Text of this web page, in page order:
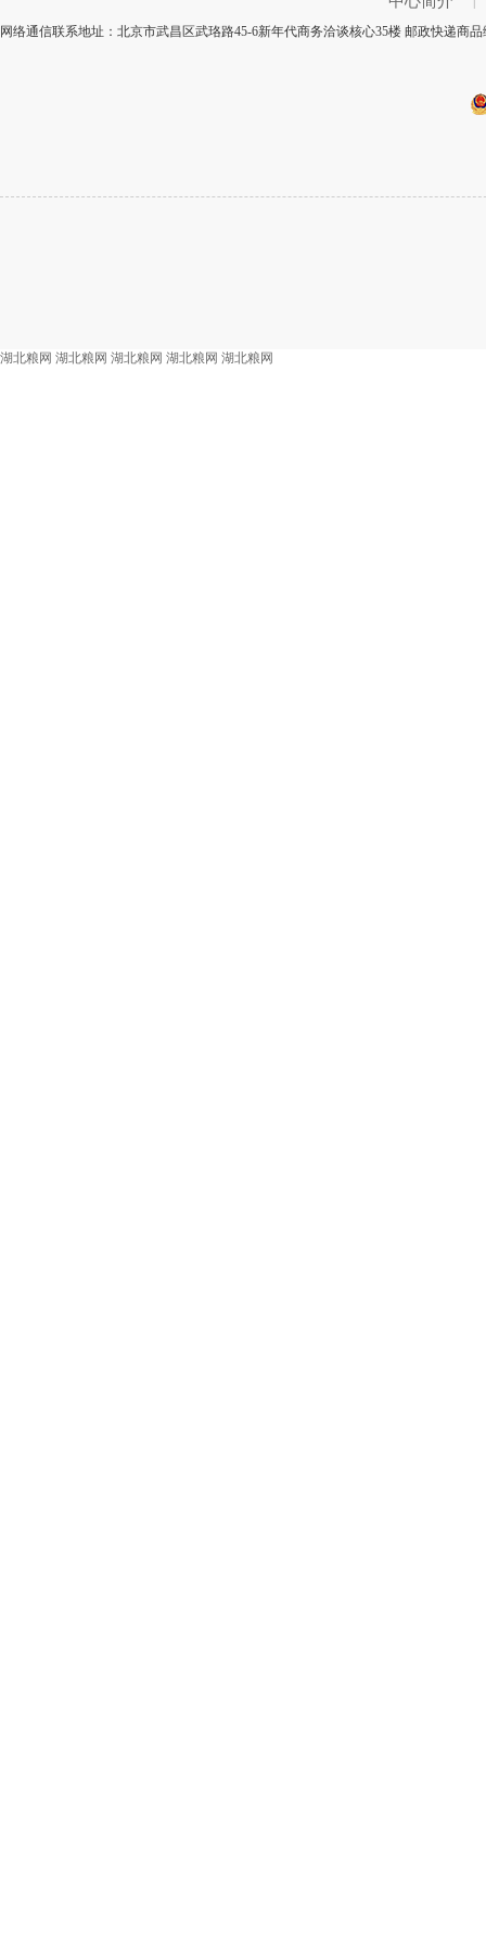
网络通信联系地址：北京市武昌区武珞路45-6新年代商务洽谈核心35楼 邮政快递商
湖北粮网 湖北粮网 湖北粮网 湖北粮网 湖北粮网